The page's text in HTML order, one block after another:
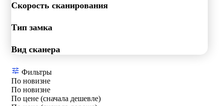
Скорость сканирования
Тип замка
Вид сканера
Фильтры
По новизне
По новизне
По цене (сначала дешевле)